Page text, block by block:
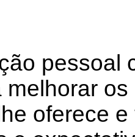
pessoal
melhorar
lhe oferece